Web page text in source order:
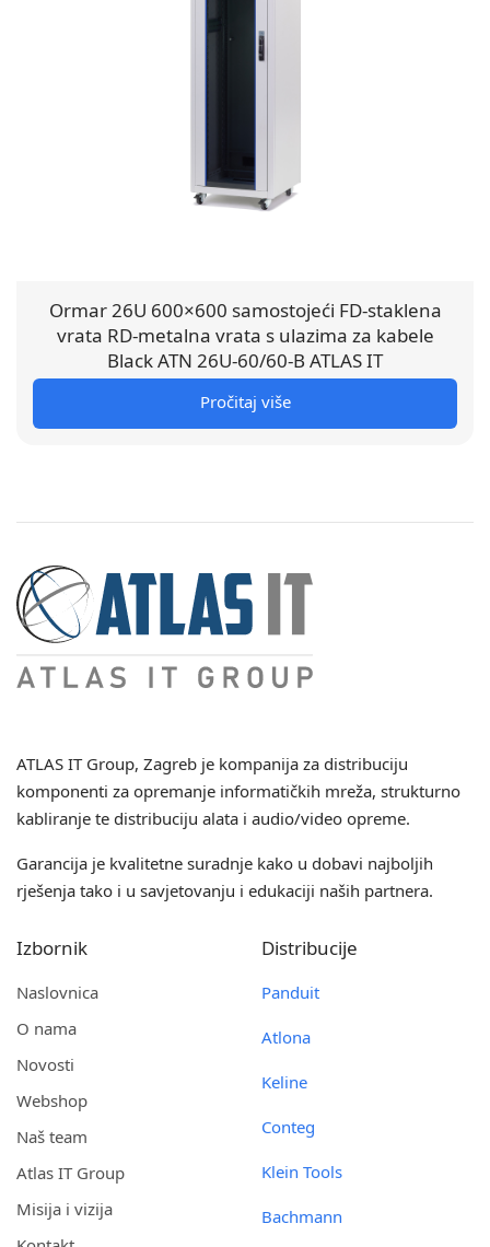
Ormar 26U 600×600 samostojeći FD-staklena
vrata RD-metalna vrata s ulazima za kabele
Black ATN 26U-60/60-B ATLAS IT
Pročitaj više
ATLAS IT Group, Zagreb je kompanija za distribuciju
komponenti za opremanje informatičkih mreža, strukturno
kabliranje te distribuciju alata i audio/video opreme.
Garancija je kvalitetne suradnje kako u dobavi najboljih
rješenja tako i u savjetovanju i edukaciji naših partnera.
Izbornik
Naslovnica
O nama
Novosti
Webshop
Naš team
Atlas IT Group
Misija i vizija
Distribucije
Panduit
Atlona
Keline
Conteg
Klein Tools
Bachmann